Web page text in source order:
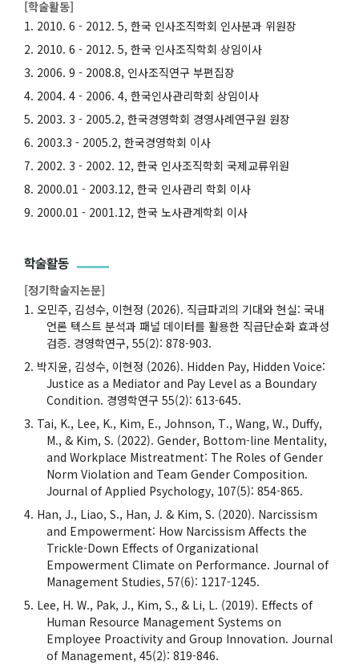
[학술활동]
2010. 6 - 2012. 5, 한국 인사조직학회 인사분과 위원장
2010. 6 - 2012. 5, 한국 인사조직학회 상임이사
2006. 9 - 2008.8, 인사조직연구 부편집장
2004. 4 - 2006. 4, 한국인사관리학회 상임이사
2003. 3 - 2005.2, 한국경영학회 경영사례연구원 원장
2003.3 - 2005.2, 한국경영학회 이사
2002. 3 - 2002. 12, 한국 인사조직학회 국제교류위원
2000.01 - 2003.12, 한국 인사관리 학회 이사
2000.01 - 2001.12, 한국 노사관계학회 이사
학술활동
[정기학술지논문]
오민주, 김성수, 이현정 (2026). 직급파괴의 기대와 현실: 국내
언론 텍스트 분석과 패널 데이터를 활용한 직급단순화 효과성
검증. 경영학연구, 55(2): 878-903.
박지윤, 김성수, 이현정 (2026). Hidden Pay, Hidden Voice:
Justice as a Mediator and Pay Level as a Boundary
Condition. 경영학연구 55(2): 613-645.
Tai, K., Lee, K., Kim, E., Johnson, T., Wang, W., Duffy,
M., & Kim, S. (2022). Gender, Bottom-line Mentality,
and Workplace Mistreatment: The Roles of Gender
Norm Violation and Team Gender Composition.
Journal of Applied Psychology, 107(5): 854-865.
Han, J., Liao, S., Han, J. & Kim, S. (2020). Narcissism
and Empowerment: How Narcissism Affects the
Trickle-Down Effects of Organizational
Empowerment Climate on Performance. Journal of
Management Studies, 57(6): 1217-1245.
Lee, H. W., Pak, J., Kim, S., & Li, L. (2019). Effects of
Human Resource Management Systems on
Employee Proactivity and Group Innovation. Journal
of Management, 45(2): 819-846.